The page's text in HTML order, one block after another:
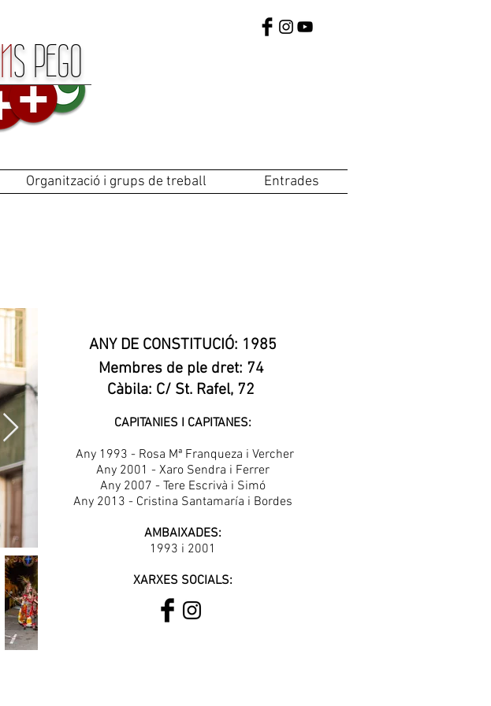
NS PEGO
Organització i grups de treball Entrades
ANY DE CONSTITUCIÓ: 1985
Membres de ple dret: 74
Càbila: C/ St. Rafel, 72
CAPITANIES I CAPITANES:
Any 1993 - Rosa Mª Franqueza i Vercher
Any 2001 - Xaro Sendra i Ferrer
Any 2007 - Tere Escrivà i Simó
Any 2013 - Cristina Santamaría i Bordes
AMBAIXADES:
1993 i 2001
XARXES SOCIALS: